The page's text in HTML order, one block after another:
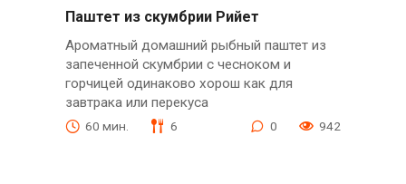
Паштет из скумбрии Рийет
Ароматный домашний рыбный паштет из
запеченной скумбрии с чесноком и
горчицей одинаково хорош как для
завтрака или перекуса
60 мин. 6 0 942